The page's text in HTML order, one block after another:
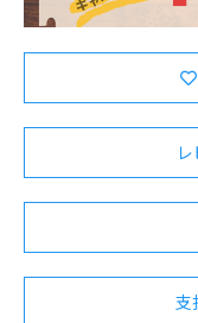
支